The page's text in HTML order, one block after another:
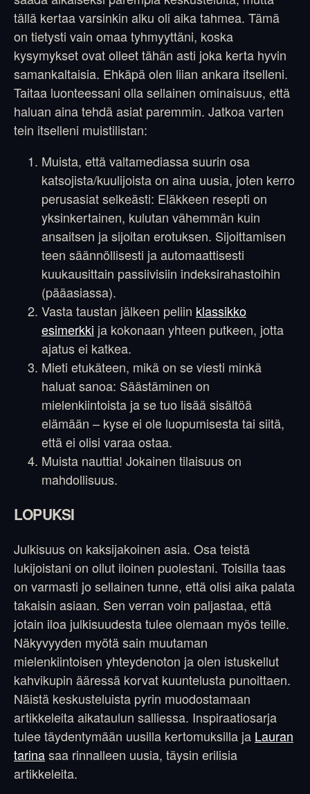
tällä kertaa varsinkin alku oli aika tahmea. Tämä
on tietysti vain omaa tyhmyyttäni, koska
kysymykset ovat olleet tähän asti joka kerta hyvin
samankaltaisia. Ehkäpä olen liian ankara itselleni.
Taitaa luonteessani olla sellainen ominaisuus, että
haluan aina tehdä asiat paremmin. Jatkoa varten
tein itselleni muistilistan:
Muista, että valtamediassa suurin osa
katsojista/kuulijoista on aina uusia, joten kerro
perusasiat selkeästi: Eläkkeen resepti on
yksinkertainen, kulutan vähemmän kuin
ansaitsen ja sijoitan erotuksen. Sijoittamisen
teen säännöllisesti ja automaattisesti
kuukausittain passiivisiin indeksirahastoihin
(pääasiassa).
Vasta taustan jälkeen peliin klassikko
esimerkki ja kokonaan yhteen putkeen, jotta
ajatus ei katkea.
Mieti etukäteen, mikä on se viesti minkä
haluat sanoa: Säästäminen on
mielenkiintoista ja se tuo lisää sisältöä
elämään – kyse ei ole luopumisesta tai siitä,
että ei olisi varaa ostaa.
Muista nauttia! Jokainen tilaisuus on
mahdollisuus.
LOPUKSI
Julkisuus on kaksijakoinen asia. Osa teistä
lukijoistani on ollut iloinen puolestani. Toisilla taas
on varmasti jo sellainen tunne, että olisi aika palata
takaisin asiaan. Sen verran voin paljastaa, että
jotain iloa julkisuudesta tulee olemaan myös teille.
Näkyvyyden myötä sain muutaman
mielenkiintoisen yhteydenoton ja olen istuskellut
kahvikupin ääressä korvat kuuntelusta punoittaen.
Näistä keskusteluista pyrin muodostamaan
artikkeleita aikataulun salliessa. Inspiraatiosarja
tulee täydentymään uusilla kertomuksilla ja Lauran
tarinasaa rinnalleen uusia, täysin erilisia
artikkeleita.